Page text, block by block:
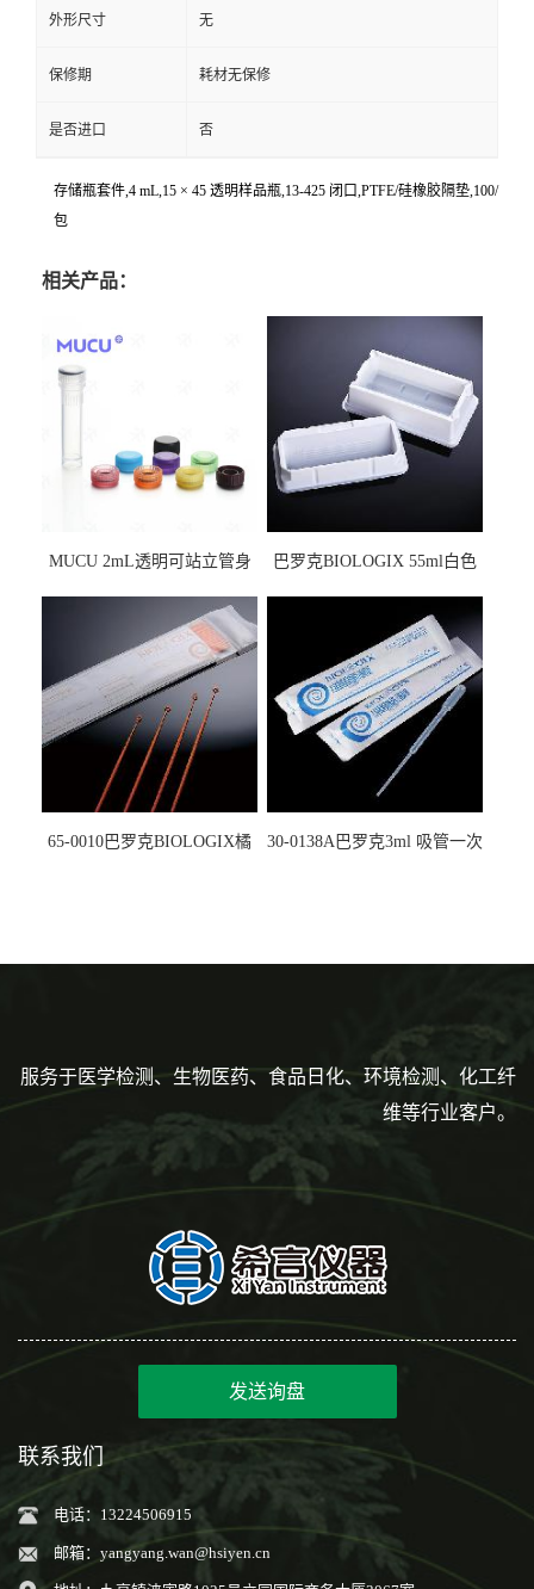
外形尺寸 无
保修期 耗材无保修
是否进口 否
存储瓶套件,4 mL,15 × 45 透明样品瓶,13-425 闭口,PTFE/硅橡胶隔垫,100/
包
相关产品：
MUCU 2mL透明可站立管身
巴罗克BIOLOGIX 55ml白色
马射线灭菌25-0051
65-0010巴罗克BIOLOGIX橘
30-0138A巴罗克3ml 吸管一次
服务于医学检测、生物医药、食品日化、环境检测、化工纤
维等行业客户。
发送询盘
联系我们
电话：13224506915
邮箱： yangyang.wan@hsiyen.cn